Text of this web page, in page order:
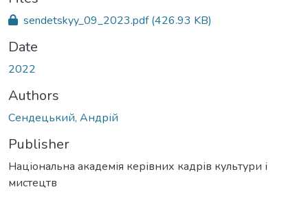
sendetskyy_09_2023.pdf(426.93 KB)
Date
2022
Authors
Сендецький, Андрій
Publisher
Національна академія керівних кадрів культури і
мистецтв